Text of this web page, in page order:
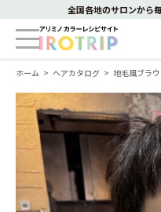
全国各地のサロンから
ホーム ヘアカタログ 地毛風ブラ